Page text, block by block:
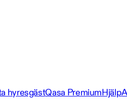
hyresgästQasa PremiumHjälp